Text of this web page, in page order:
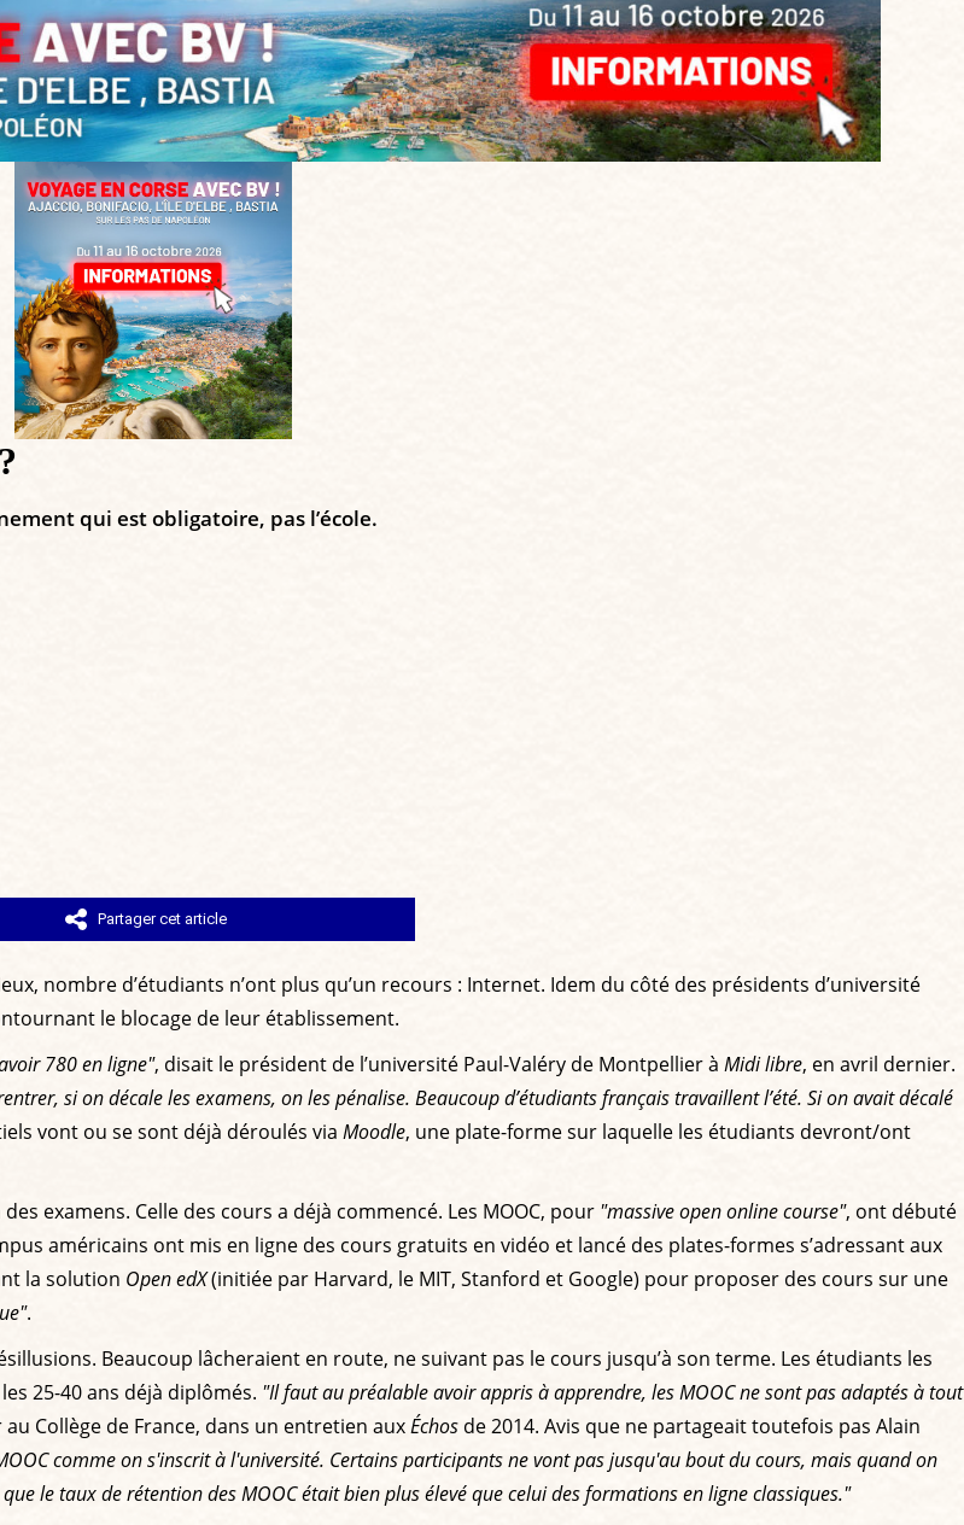
qui est obligatoire, pas l’école.
Partager cet article
nombre d’étudiants n’ont plus qu’un recours : Internet. Idem du côté des présidents d’université
le blocage de leur établissement.
780 en ligne", disait le président de l’université Paul-Valéry de Montpellier à Midi libre, en avril dernier.
si on décale les examens, on les pénalise. Beaucoup d’étudiants français travaillent l’été. Si on avait décalé
vont ou se sont déjà déroulés via Moodle, une plate-forme sur laquelle les étudiants devront/ont
examens. Celle des cours a déjà commencé. Les MOOC, pour "massive open online course", ont débuté
américains ont mis en ligne des cours gratuits en vidéo et lancé des plates-formes s’adressant aux
la solution Open edX(initiée par Harvard, le MIT, Stanford et Google) pour proposer des cours sur une
.
Beaucoup lâcheraient en route, ne suivant pas le cours jusqu’à son terme. Les étudiants les
25-40 ans déjà diplômés. "Il faut au préalable avoir appris à apprendre, les MOOC ne sont pas adaptés à tout
Collège de France, dans un entretien auxÉchos de 2014. Avis que ne partageait toutefois pas Alain
comme on s'inscrit à l'université. Certains participants ne vont pas jusqu'au bout du cours, mais quand on
le taux de rétention des MOOC était bien plus élevé que celui des formations en ligne classiques."